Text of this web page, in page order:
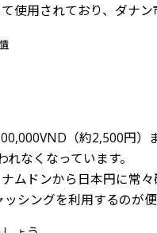
用されており、ダナン
（約2,500円）
なくなっています。
ドンから日本円に常々
シングを利用するのが便